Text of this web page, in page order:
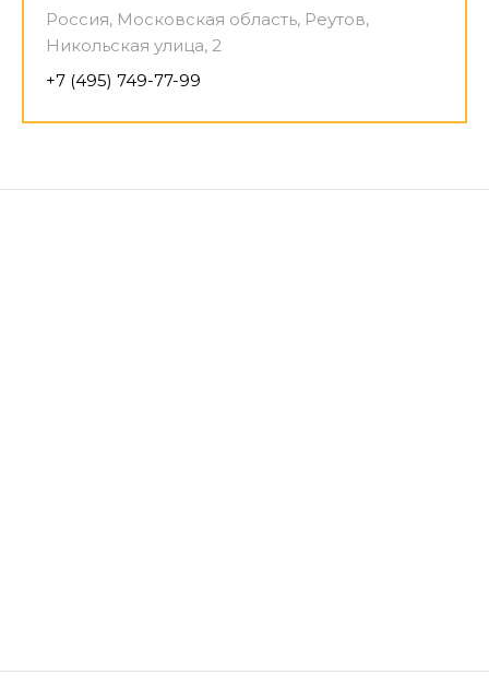
Россия, Московская область, Реутов,
Никольская улица, 2
+7 (495) 749-77-99